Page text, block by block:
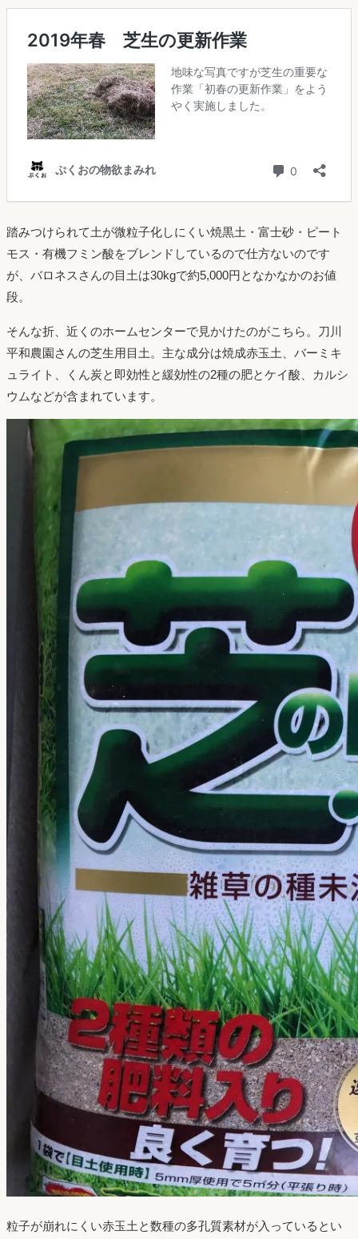
踏みつけられて土が微粒子化しにくい焼黒土・富士砂・ピート
モス・有機フミン酸をブレンドしているので仕方ないのです
が、バロネスさんの目土は30kgで約5,000円となかなかのお値
段。
そんな折、近くのホームセンターで見かけたのがこちら。刀川
平和農園さんの芝生用目土。主な成分は焼成赤玉土、バーミキ
ュライト、くん炭と即効性と緩効性の2種の肥とケイ酸、カルシ
ウムなどが含まれています。
粒子が崩れにくい赤玉土と数種の多孔質素材が入っているとい